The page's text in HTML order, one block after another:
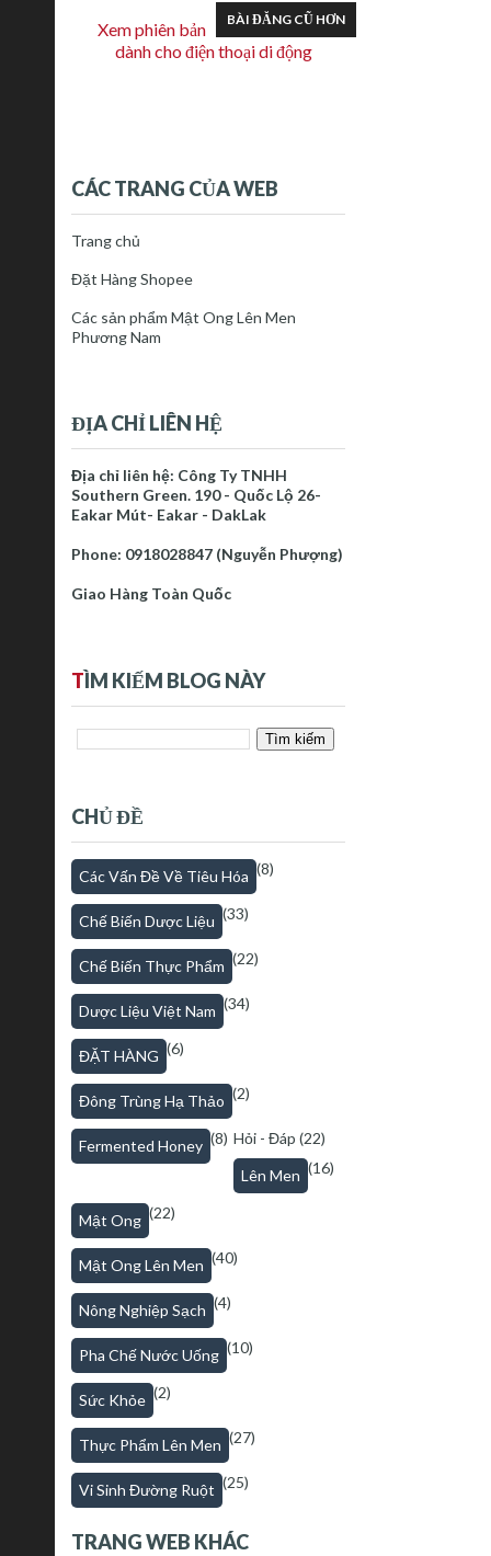
BÀI ĐĂNG CŨ HƠN
Xem phiên bản
dành cho điện thoại di động
CÁC TRANG CỦA WEB
Trang chủ
Đặt Hàng Shopee
Các sản phẩm Mật Ong Lên Men
Phương Nam
ĐỊA CHỈ LIÊN HỆ
Địa chỉ liên hệ: Công Ty TNHH
Southern Green. 190 - Quốc Lộ 26-
Eakar Mút- Eakar - DakLak
Phone: 0918028847 (Nguyễn Phượng)
Giao Hàng Toàn Quốc
TÌM KIẾM BLOG NÀY
CHỦ ĐỀ
Các Vấn Đề Về Tiêu Hóa (8)
Chế Biến Dược Liệu (33)
Chế Biến Thực Phẩm (22)
Dược Liệu Việt Nam (34)
ĐẶT HÀNG (6)
Đông Trùng Hạ Thảo (2)
Fermented Honey (8) Hỏi - Đáp (22)
Lên Men (16)
Mật Ong (22)
Mật Ong Lên Men (40)
Nông Nghiệp Sạch (4)
Pha Chế Nước Uống (10)
Sức Khỏe (2)
Thực Phẩm Lên Men (27)
Vi Sinh Đường Ruột (25)
TRANG WEB KHÁC